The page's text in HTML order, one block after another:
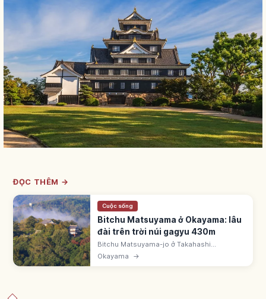
ĐỌC THÊM →
Cuộc sống
Bitchu Matsuyama ở Okayama: lâu
đài trên trời núi gagyu 430m
Bitchu Matsuyama-jo ở Takahashi
(Okayama) trên núi Gagyu 430m - 1/12 thiên
thủ nguyên gốc, sơn thành duy nhất còn
Okayama →